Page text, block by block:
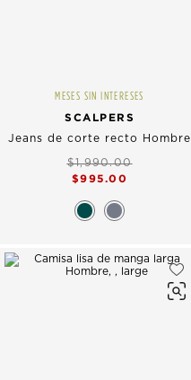
MESES SIN INTERESES
SCALPERS
Jeans de corte recto Hombre
$1,990.00
$995.00